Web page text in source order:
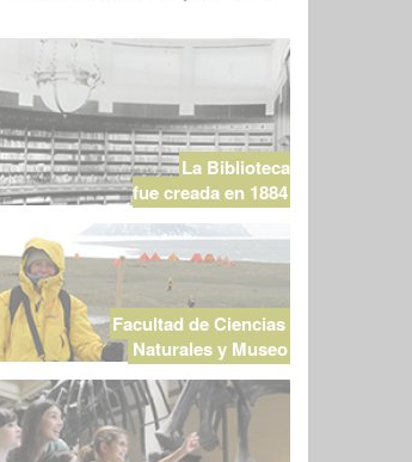
La Biblioteca
fue creada en 1884
Facultad de Ciencias
Naturales y Museo